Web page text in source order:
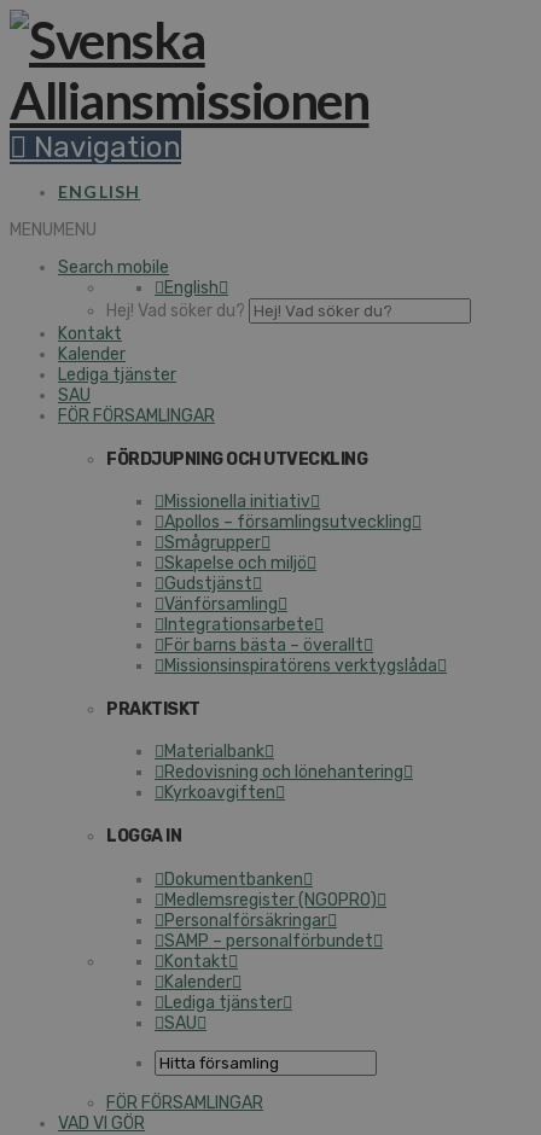
Navigation
ENGLISH
MENUMENU
Search mobile
English
Hej! Vad söker du?
Kontakt
Kalender
Lediga tjänster
SAU
FÖR FÖRSAMLINGAR
FÖRDJUPNING OCH UTVECKLING
Missionella initiativ
Apollos – församlingsutveckling
Smågrupper
Skapelse och miljö
Gudstjänst
Vänförsamling
Integrationsarbete
För barns bästa – överallt
Missionsinspiratörens verktygslåda
PRAKTISKT
Materialbank
Redovisning och lönehantering
Kyrkoavgiften
LOGGA IN
Dokumentbanken
Medlemsregister (NGOPRO)
Personalförsäkringar
SAMP – personalförbundet
Kontakt
Kalender
Lediga tjänster
SAU
FÖR FÖRSAMLINGAR
VAD VI GÖR